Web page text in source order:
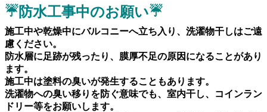
☔防水工事中のお願い☔
施工中や乾燥中にバルコニーへ立ち入り、洗濯物干しはご遠
慮ください。
防水層に足跡が残ったり、膜厚不足の原因になることがあり
ます。
施工中は塗料の臭いが発生することもあります。
洗濯物への臭い移りを防ぐ意味でも、室内干し、コインラン
ドリー等をお願いします。